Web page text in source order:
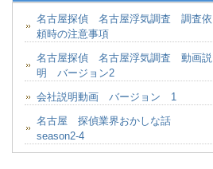
名古屋探偵 名古屋浮気調査 調査依
頼時の注意事項
名古屋探偵 名古屋浮気調査 動画説
明 バージョン2
会社説明動画 バージョン 1
名古屋 探偵業界おかしな話
season2-4